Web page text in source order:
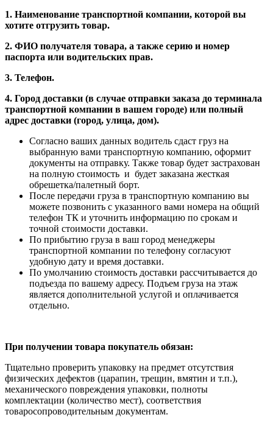
1. Наименование транспортной компании, которой вы
хотите отгрузить товар.
2. ФИО получателя товара, а также серию и номер
паспорта или водительских прав.
3. Телефон.
4. Город доставки (в случае отправки заказа до терминала
транспортной компании в вашем городе) или полный
адрес доставки (город, улица, дом).
Согласно ваших данных водитель сдаст груз на
выбранную вами транспортную компанию, оформит
документы на отправку. Также товар будет застрахован
на полную стоимость и будет заказана жесткая
обрешетка/палетный борт.
После передачи груза в транспортную компанию вы
можете позвонить с указанного вами номера на общий
телефон ТК и уточнить информацию по срокам и
точной стоимости доставки.
По прибытию груза в ваш город менеджеры
транспортной компании по телефону согласуют
удобную дату и время доставки.
По умолчанию стоимость доставки рассчитывается до
подъезда по вашему адресу. Подъем груза на этаж
является дополнительной услугой и оплачивается
отдельно.
При получении товара покупатель обязан:
Тщательно проверить упаковку на предмет отсутствия
физических дефектов (царапин, трещин, вмятин и т.п.),
механического повреждения упаковки, полноты
комплектации (количество мест), соответствия
товаросопроводительным документам.